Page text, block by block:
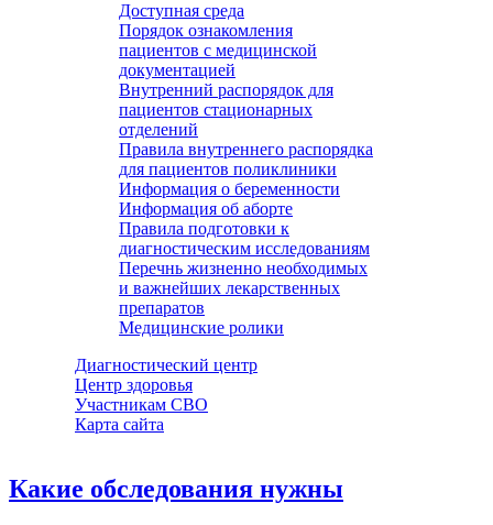
Доступная среда
Порядок ознакомления
пациентов с медицинской
документацией
Внутренний распорядок для
пациентов стационарных
отделений
Правила внутреннего распорядка
для пациентов поликлиники
Информация о беременности
Информация об аборте
Правила подготовки к
диагностическим исследованиям
Перечнь жизненно необходимых
и важнейших лекарственных
препаратов
Медицинские ролики
Диагностический центр
Центр здоровья
Участникам СВО
Карта сайта
Какие обследования нужны